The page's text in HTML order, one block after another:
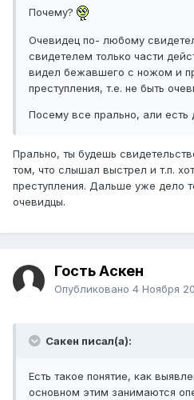
Почему?
Очевидец по- любому
свидетелем только части
видел бежавшего с ножом и
преступления, т.е. не быть
Посему все прально, али есть
Прально, ты будешь
том, что слышал выстрел и т.п.
преступления. Дальше уже дело
очевидцы.
Гость Аскен
Опубликовано 4 Ноября
Сакен писал(а):
Есть такое понятие, как
основном этим занимаются